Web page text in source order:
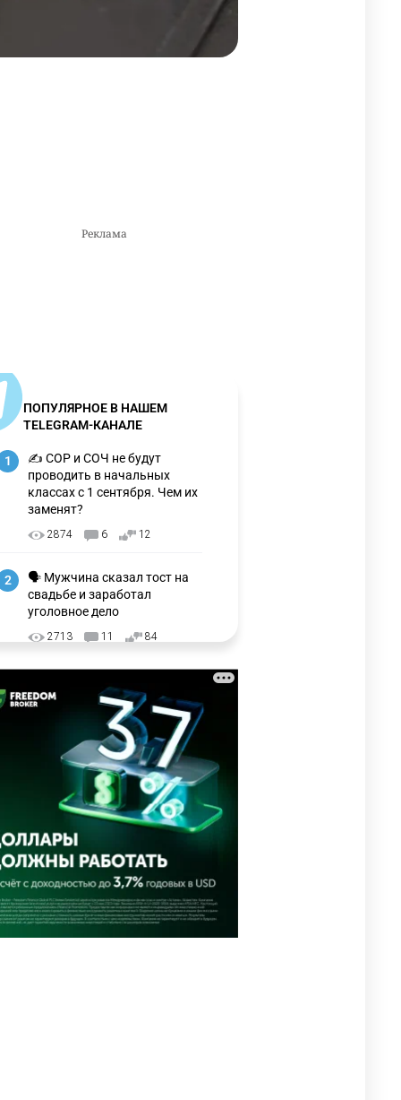
ПОПУЛЯРНОЕ В НАШЕМ
TELEGRAM-КАНАЛЕ
1
✍️ СОР и СОЧ не будут
проводить в начальных
классах с 1 сентября. Чем их
заменят?
2874 6 12
2
🗣 Мужчина сказал тост на
свадьбе и заработал
уголовное дело
2713 11 84
направил телеграмму
соболезнования родным и
близким Халық қаһарманы
Ивана Гапича
2 41
🇫🇷 Клуб ПСЖ объявил об
открытии своей футбольной
академии в Астане
39
5
🇺🇸🇯🇵 США и Япония
провели совместную